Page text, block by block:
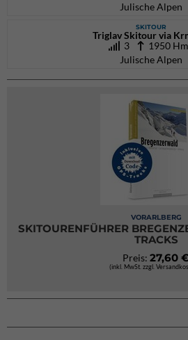
Julische Alpen
SKITOUR
Triglav Skitour via
3
1950 Hm
Julische Alpen
VORARLBERG
SKITOURENFÜHRER
TRACKS
Preis: 27,60
(inkl. MwSt. zzgl.